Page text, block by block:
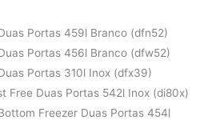
Portas 459l Branco (dfn52)
Portas 456l Branco (dfw52)
Portas 310l Inox (dfx39)
Free Duas Portas 542l Inox (di80x)
Freezer Duas Portas 454l